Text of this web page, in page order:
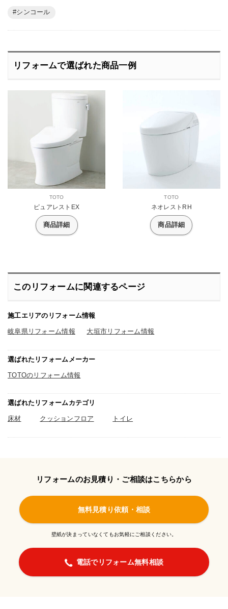
シンコール
リフォームで選ばれた商品一例
TOTO
ピュアレストEX
商品詳細
TOTO
ネオレストRH
商品詳細
このリフォームに関連するページ
施工エリアのリフォーム情報
岐阜県リフォーム情報 大垣市リフォーム情報
選ばれたリフォームメーカー
TOTOのリフォーム情報
選ばれたリフォームカテゴリ
床材 クッションフロア トイレ
リフォームのお見積り・ご相談はこちらから
無料見積り依頼・相談
壁紙が決まっていなくてもお気軽にご相談ください。
電話でリフォーム無料相談